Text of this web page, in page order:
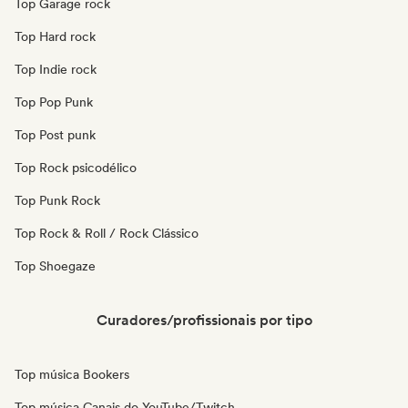
Top Garage rock
Top Hard rock
Top Indie rock
Top Pop Punk
Top Post punk
Top Rock psicodélico
Top Punk Rock
Top Rock & Roll / Rock Clássico
Top Shoegaze
Curadores/profissionais por tipo
Top música Bookers